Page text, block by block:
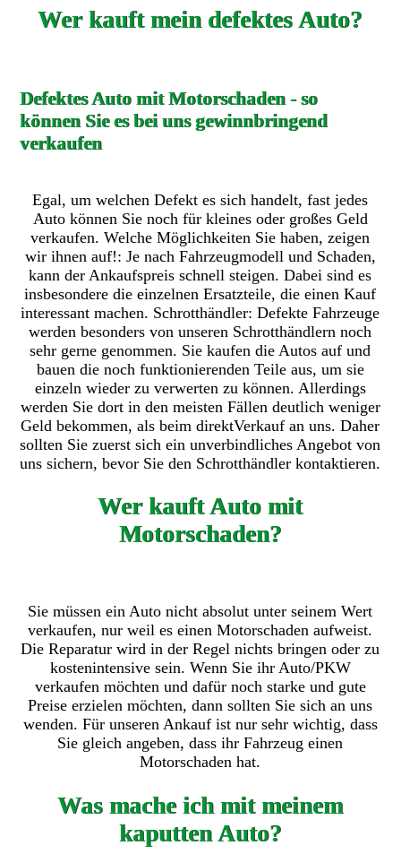
Wer kauft mein defektes Auto?
Defektes Auto mit Motorschaden - so
können Sie es bei uns gewinnbringend
verkaufen
Egal, um welchen Defekt es sich handelt, fast jedes
Auto können Sie noch für kleines oder großes Geld
verkaufen. Welche Möglichkeiten Sie haben, zeigen
wir ihnen auf!: Je nach Fahrzeugmodell und Schaden,
kann der Ankaufspreis schnell steigen. Dabei sind es
insbesondere die einzelnen Ersatzteile, die einen Kauf
interessant machen. Schrotthändler: Defekte Fahrzeuge
werden besonders von unseren Schrotthändlern noch
sehr gerne genommen. Sie kaufen die Autos auf und
bauen die noch funktionierenden Teile aus, um sie
einzeln wieder zu verwerten zu können. Allerdings
werden Sie dort in den meisten Fällen deutlich weniger
Geld bekommen, als beim direktVerkauf an uns. Daher
sollten Sie zuerst sich ein unverbindliches Angebot von
uns sichern, bevor Sie den Schrotthändler kontaktieren.
Wer kauft Auto mit
Motorschaden?
Sie müssen ein Auto nicht absolut unter seinem Wert
verkaufen, nur weil es einen Motorschaden aufweist.
Die Reparatur wird in der Regel nichts bringen oder zu
kostenintensive sein. Wenn Sie ihr Auto/PKW
verkaufen möchten und dafür noch starke und gute
Preise erzielen möchten, dann sollten Sie sich an uns
wenden. Für unseren Ankauf ist nur sehr wichtig, dass
Sie gleich angeben, dass ihr Fahrzeug einen
Motorschaden hat.
Was mache ich mit meinem
kaputten Auto?